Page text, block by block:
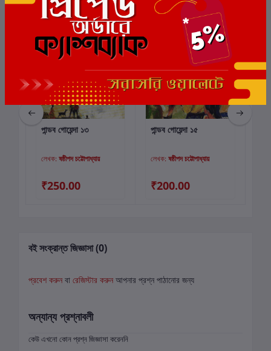
কার্টে যোগ করুন
পান্ডব গোয়েন্দা ১৩
লেখক: ষষ্ঠীপদ চট্টোপাধ্যায়
₹250.00
কার্টে যোগ করুন
পান্ডব গোয়েন্দা ১৫
লেখক: ষষ্ঠীপদ চট্টোপাধ্যায়
₹200.00
বই সংক্রান্ত জিজ্ঞাসা (0)
প্রবেশ করুন বা রেজিস্টার করুন আপনার প্রশ্ন পাঠানোর জন্য
অন্যান্য প্রশ্নাবলী
কেউ এখনো কোন প্রশ্ন জিজ্ঞাসা করেননি